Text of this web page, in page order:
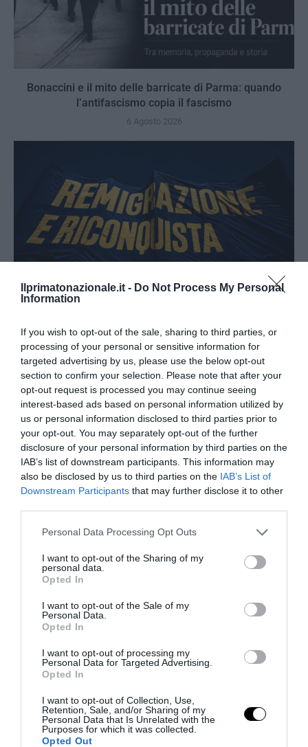
Ilprimatonazionale.it - Do Not Process My Personal
Information
If you wish to opt-out of the sale, sharing to third parties, or
processing of your personal or sensitive information for
targeted advertising by us, please use the below opt-out
section to confirm your selection. Please note that after your
opt-out request is processed you may continue seeing
interest-based ads based on personal information utilized by
us or personal information disclosed to third parties prior to
your opt-out. You may separately opt-out of the further
disclosure of your personal information by third parties on the
IAB’s list of downstream participants. This information may
also be disclosed by us to third parties on the IAB’s List of
Downstream Participants that may further disclose it to other
Please note that this website/app uses one or more Google
not limited to your visit or usage behaviour. You may click to
grant or deny consent to Google and its third-party tags to
use your data for below specified purposes in below Google
consent section.
Personal Data Processing Opt Outs
I want to opt-out of the Sharing of my
personal data.
Opted In
I want to opt-out of the Sale of my
Personal Data.
Opted In
I want to opt-out of processing my
Personal Data for Targeted Advertising.
Opted In
I want to opt-out of Collection, Use,
Retention, Sale, and/or Sharing of my
Personal Data that Is Unrelated with the
Purposes for which it was collected.
Opted Out
Bonaccini e il mito delle barricate di Parma: quando
l’antifascismo copia il fascismo
6 Agosto 2026
Remigrazione, il Copasir riconosce all’antifascismo il
veto del disordine
6 Agosto 2026
La Camera boccia il patentino antifascista per parlare a
Montecitorio: palo clamoroso del Pd